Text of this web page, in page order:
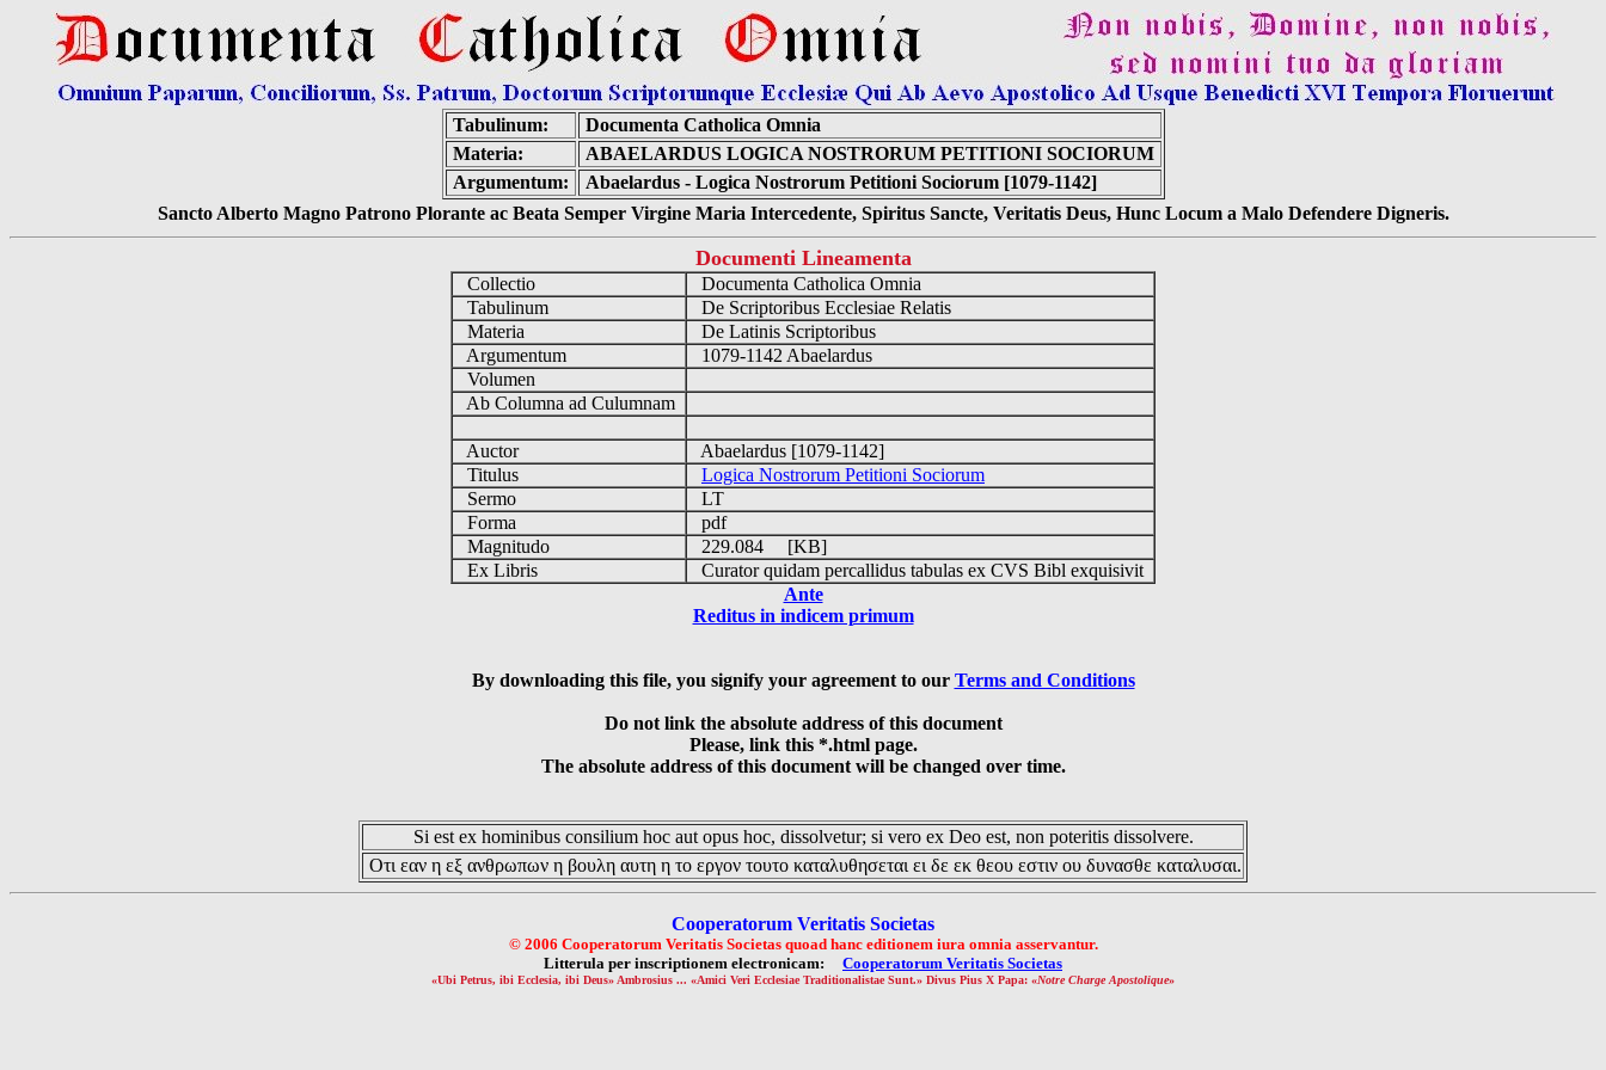
Tabulinum:
Documenta Catholica Omnia
Materia:
ABAELARDUS LOGICA NOSTRORUM PETITIONI SOCIORUM
Argumentum:
Abaelardus - Logica Nostrorum Petitioni Sociorum [1079-1142]
Sancto Alberto Magno Patrono Plorante ac Beata Semper Virgine Maria Intercedente, Spiritus Sancte, Veritatis Deus, Hunc Locum a Malo Defendere Digneris.
Documenti Lineamenta
Collectio
Documenta Catholica Omnia
Tabulinum
De Scriptoribus Ecclesiae Relatis
Materia
De Latinis Scriptoribus
Argumentum
1079-1142 Abaelardus
Volumen
Ab Columna ad Culumnam
Auctor
Abaelardus [1079-1142]
Titulus
Logica Nostrorum Petitioni Sociorum
Sermo
LT
Forma
pdf
Magnitudo
229.084 [KB]
Ex Libris
Curator quidam percallidus tabulas ex CVS Bibl exquisivit
Ante
Reditus in indicem primum
By downloading this file, you signify your agreement to our Terms and Conditions
Do not link the absolute address of this document
Please, link this *.html page.
The absolute address of this document will be changed over time.
Si est ex hominibus consilium hoc aut opus hoc, dissolvetur; si vero ex Deo est, non poteritis dissolvere.
Οτι εαν η εξ ανθρωπων η βουλη αυτη η το εργον τουτο καταλυθησεται ει δε εκ θεου εστιν ου δυνασθε καταλυσαι.
Cooperatorum Veritatis Societas
© 2006 Cooperatorum Veritatis Societas quoad hanc editionem iura omnia asservantur.
Litterula per inscriptionem electronicam: Cooperatorum Veritatis Societas
«Ubi Petrus, ibi Ecclesia, ibi Deus» Ambrosius ... «Amici Veri Ecclesiae Traditionalistae Sunt.» Divus Pius X Papa: «Notre Charge Apostolique»